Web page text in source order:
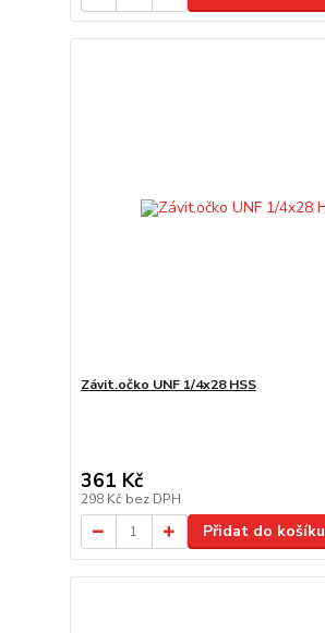
Závit.očko UNF 1/4x28 HSS
361 Kč
298 Kč bez DPH
Přidat do košíku